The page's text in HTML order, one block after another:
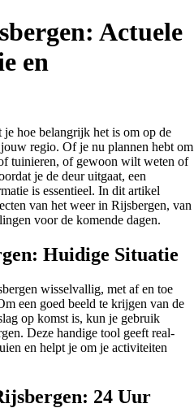
Actuele
en
hoe belangrijk het is om op de
regio. Of je nu plannen hebt om
tuinieren, of gewoon wilt weten of
je de deur uitgaat, een
is essentieel. In dit artikel
van het weer in Rijsbergen, van
voor de komende dagen.
Huidige Situatie
wisselvallig, met af en toe
een goed beeld te krijgen van de
op komst is, kun je gebruik
Deze handige tool geeft real-
en helpt je om je activiteiten
24 Uur